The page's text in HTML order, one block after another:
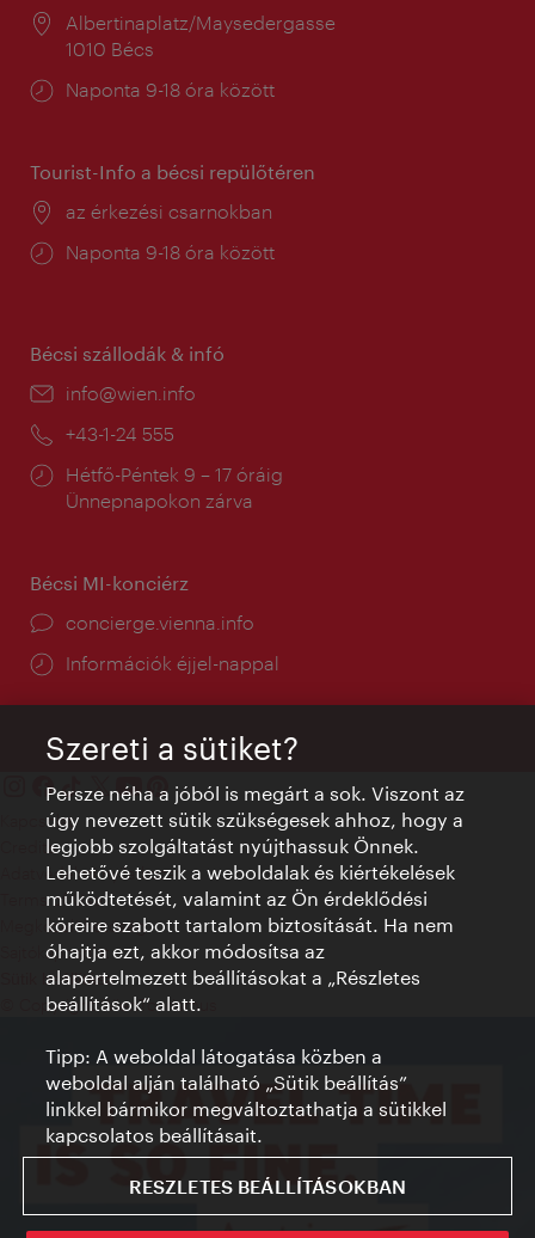
Helyszín:
Albertinaplatz/Maysedergasse
1010 Bécs
Nyitva
Naponta 9-18 óra között
Tourist-Info a bécsi repülőtéren
Helyszín:
az érkezési csarnokban
Nyitva
Naponta 9-18 óra között
Bécsi szállodák & infó
E-
info@wien.info
Telefon:
+43-1-24 555
Nyitva
tartás:
Hétfő-Péntek 9 – 17 óráig
Ünnepnapokon zárva
Bécsi MI-konciérz
concierge.vienna.info
Információk éjjel-nappal
Kapcsolat
Credits
Adatvédelmi nyilatkozat
Terms of Use
Megközelíthetőség
Sajtókapcsolat
Sütik beállítása
© Copyright WienTourismus
Szereti a sütiket?
Persze néha a jóból is megárt a sok. Viszont az
úgy nevezett sütik szükségesek ahhoz, hogy a
legjobb szolgáltatást nyújthassuk Önnek.
Lehetővé teszik a weboldalak és kiértékelések
működtetését, valamint az Ön érdeklődési
köreire szabott tartalom biztosítását. Ha nem
óhajtja ezt, akkor módosítsa az
alapértelmezett beállításokat a „Részletes
beállítások“ alatt.
Tipp: A weboldal látogatása közben a
weboldal alján található „Sütik beállítás”
linkkel bármikor megváltoztathatja a sütikkel
kapcsolatos beállításait.
RESZLETES BEÁLLÍTÁSOKBAN